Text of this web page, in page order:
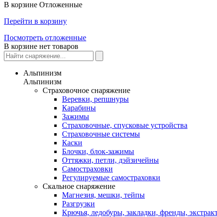
В корзине Отложенные
Перейти в корзину
Посмотреть отложенные
В корзине нет товаров
Альпинизм
Альпинизм
Страховочное снаряжение
Веревки, репшнуры
Карабины
Зажимы
Страховочные, спусковые устройства
Страховочные системы
Каски
Блочки, блок-зажимы
Оттяжки, петли, дэйзичейны
Самостраховки
Регулируемые самостраховки
Скальное снаряжение
Магнезия, мешки, тейпы
Разгрузки
Крючья, ледобуры, закладки, френды,